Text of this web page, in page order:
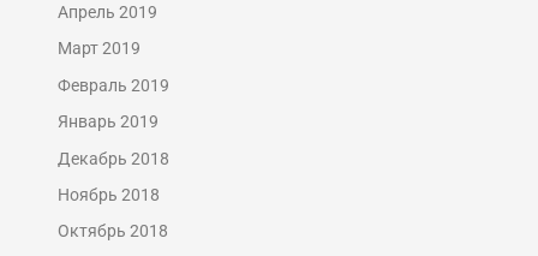
Апрель 2019
Март 2019
Февраль 2019
Январь 2019
Декабрь 2018
Ноябрь 2018
Октябрь 2018